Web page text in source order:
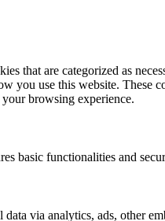
that are categorized as
you use this website.
browsing experience.
basic functionalities and
via analytics, ads, other